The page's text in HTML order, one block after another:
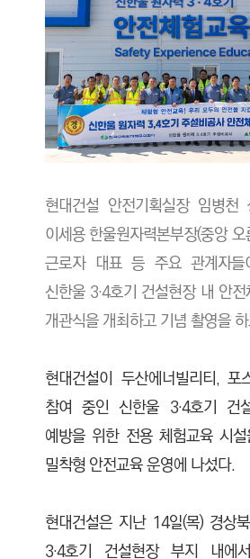
현대건설 안전기획실장 임병천
이세용 한울원자력본부장(중앙
근로자 대표 등 주요 관계자들
신한울 3·4호기 건설현장 내 안
개관식을 개최하고 기념 촬영을
현대건설이 두산에너빌리티, 포
참여 중인 신한울 3·4호기 건
예방을 위한 전용 체험교육 시
밀착형 안전교육 운영에 나섰다.
현대건설은 지난 14일(목) 경상
3·4호기 건설현장 부지 내에